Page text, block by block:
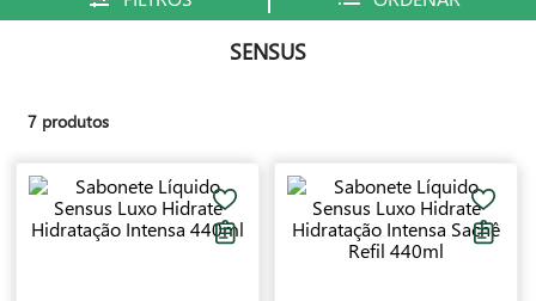
SENSUS
7 produtos